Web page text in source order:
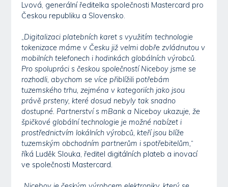
Lvová, generální ředitelka společnosti Mastercard pro
Českou republiku a Slovensko.
„Digitalizaci platebních karet s využitím technologie
tokenizace máme v Česku již velmi dobře zvládnutou v
mobilních telefonech i hodinkách globálních výrobců.
Pro spolupráci s českou společností Niceboy jsme se
rozhodli, abychom se více přiblížili potřebám
tuzemského trhu, zejména v kategoriích jako jsou
právě prsteny, které dosud nebyly tak snadno
dostupné. Partnerství s mBank a Niceboy ukazuje, že
špičkové globální technologie je možné nabízet i
prostřednictvím lokálních výrobců, kteří jsou blíže
tuzemským obchodním partnerům i spotřebitelům,“
říká Luděk Slouka, ředitel digitálních plateb a inovací
ve společnosti Mastercard.